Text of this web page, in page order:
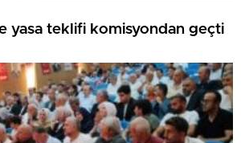
yasa teklifi komisyondan geçti